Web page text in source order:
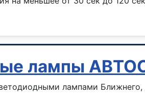
лампы
лампами Ближнего,